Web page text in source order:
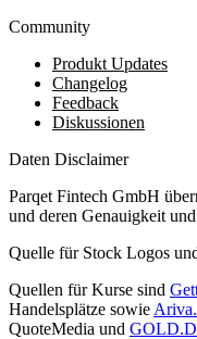
Community
Produkt Updates
Changelog
Feedback
Diskussionen
Daten Disclaimer
Parqet Fintech GmbH
und deren Genauigkeit
Quelle für Stock Logos
Quellen für Kurse sind
Handelsplätze sowie
QuoteMedia und